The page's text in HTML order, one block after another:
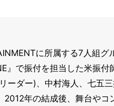
に所属する7人組グ
』で振付を担当した米振付
ーダー)、中村海人、七五
年の結成後、舞台やコ